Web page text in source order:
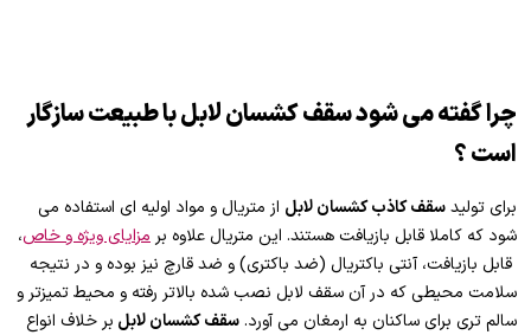
چرا گفته می شود سقف کشسان لابل با طبیعت سازگار
است ؟
برای تولیدسقف کاذب کشسان لابل از متریال و مواد اولیه ای استفاده می
شود که کاملا قابل بازیافت هستند. این متریال علاوه بر مزایای ویژه و خاص،
قابل بازیافت، آنتی باکتریال (ضد باکتری) و ضد قارچ نیز بوده و در نتیجه
سلامت محیطی که در آن سقف لابل نصب شده بالاتر رفته و محیط تمیزتر و
سالم تری برای ساکنان به ارمغان می آورد.سقف کشسان لابل بر خلاف انواع